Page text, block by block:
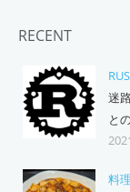
RECENT
迷
と
料理